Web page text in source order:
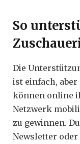
So
Die
ist einfach,
können online
Netzwerk
zu gewinnen.
Newsletter